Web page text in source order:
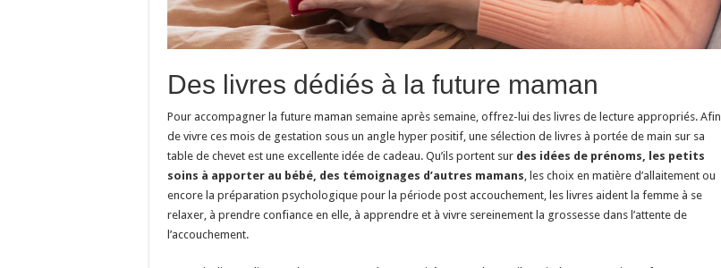
Des livres dédiés à la future maman
Pour accompagner la future maman semaine après semaine, offrez-lui des livres de lecture appropriés. Afin
de vivre ces mois de gestation sous un angle hyper positif, une sélection de livres à portée de main sur sa
table de chevet est une excellente idée de cadeau. Qu’ils portent sur des idées de prénoms, les petits
soins à apporter au bébé, des témoignages d’autres mamans , les choix en matière d’allaitement ou
encore la préparation psychologique pour la période post accouchement, les livres aident la femme à se
relaxer, à prendre confiance en elle, à apprendre et à vivre sereinement la grossesse dans l’attente de
l’accouchement.